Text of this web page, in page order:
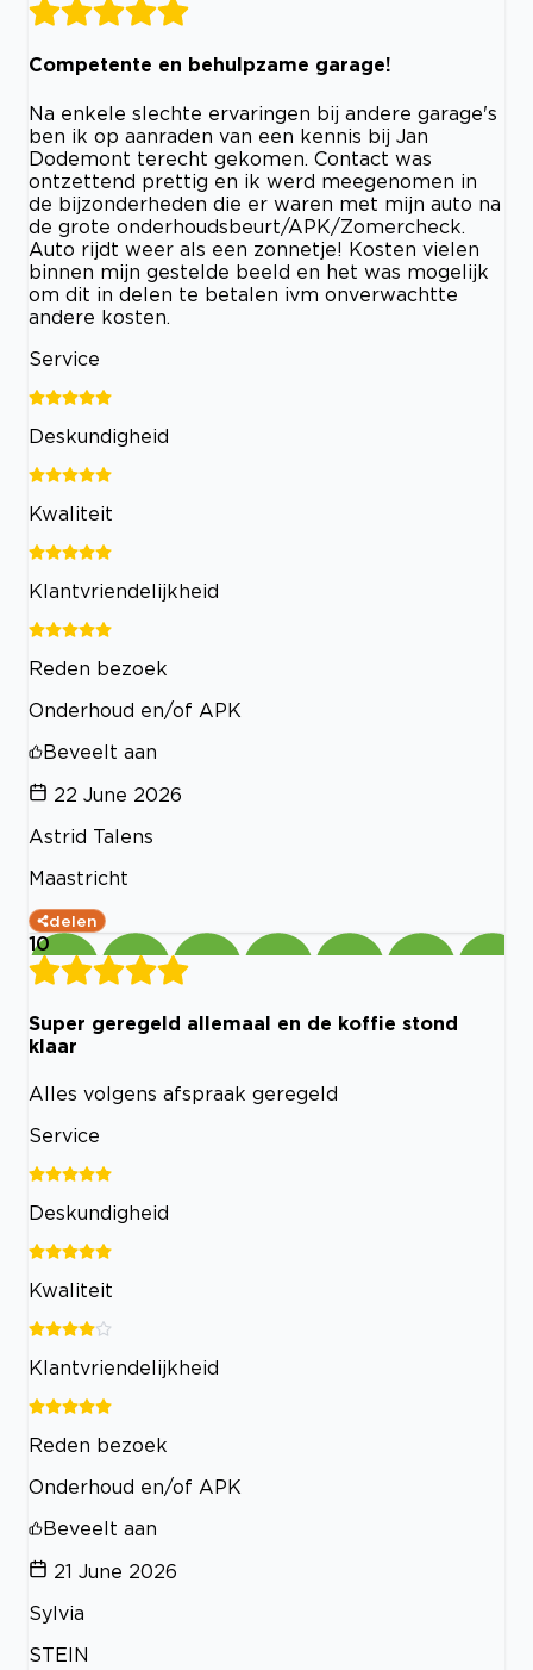
Competente en behulpzame garage!
Na enkele slechte ervaringen bij andere garage's
ben ik op aanraden van een kennis bij Jan
Dodemont terecht gekomen. Contact was
ontzettend prettig en ik werd meegenomen in
de bijzonderheden die er waren met mijn auto na
de grote onderhoudsbeurt/APK/Zomercheck.
Auto rijdt weer als een zonnetje! Kosten vielen
binnen mijn gestelde beeld en het was mogelijk
om dit in delen te betalen ivm onverwachtte
andere kosten.
Service
Deskundigheid
Kwaliteit
Klantvriendelijkheid
Reden bezoek
Onderhoud en/of APK
Beveelt aan
22 June 2026
Astrid Talens
Maastricht
delen
10
Super geregeld allemaal en de koffie stond
klaar
Alles volgens afspraak geregeld
Service
Deskundigheid
Kwaliteit
Klantvriendelijkheid
Reden bezoek
Onderhoud en/of APK
Beveelt aan
21 June 2026
Sylvia
STEIN